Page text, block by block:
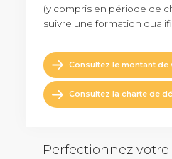
(y compris en période de
suivre une formation
Consultez le montant de
Consultez la charte de
Perfectionnez